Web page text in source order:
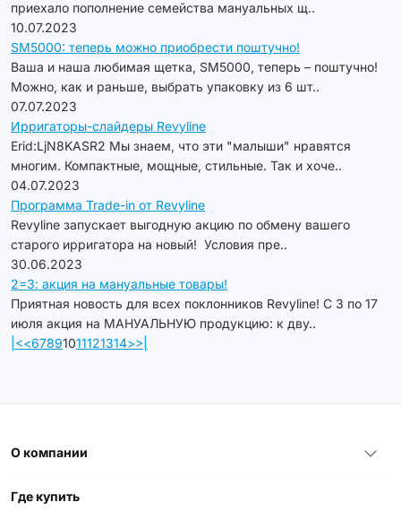
приехало пополнение семейства мануальных щ..
10.07.2023
SM5000: теперь можно приобрести поштучно!
Ваша и наша любимая щетка, SM5000, теперь – поштучно!
Можно, как и раньше, выбрать упаковку из 6 шт..
07.07.2023
Ирригаторы-слайдеры Revyline
Erid:LjN8KASR2 Мы знаем, что эти "малыши" нравятся
многим. Компактные, мощные, стильные. Так и хоче..
04.07.2023
Программа Trade-in от Revyline
Revyline запускает выгодную акцию по обмену вашего
старого ирригатора на новый! Условия пре..
30.06.2023
2=3: акция на мануальные товары!
Приятная новость для всех поклонников Revyline! С 3 по 17
июля акция на МАНУАЛЬНУЮ продукцию: к дву..
|<<67891011121314>>|
О компании
Где купить